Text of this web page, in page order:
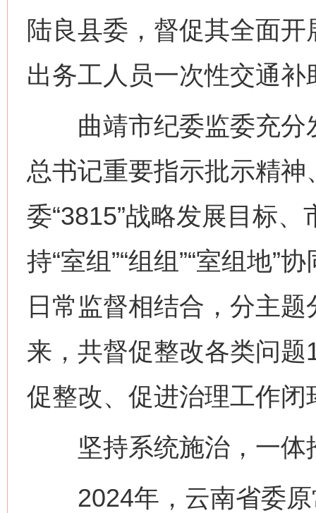
陆良县委，督促其全面
出务工人员一次性交通补
曲靖市纪委监委充分
总书记重要指示批示精
委“3815”战略发展目标
持“室组”“组组”“室组地”
日常监督相结合，分主
来，共督促整改各类问
促整改、促进治理工作
坚持系统施治，一体
2024年，云南省委原